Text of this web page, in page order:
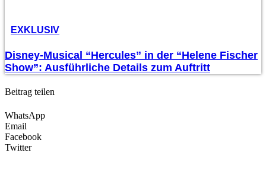
EXKLUSIV
Disney-Musical “Hercules” in der “Helene Fischer
Show”: Ausführliche Details zum Auftritt
Beitrag teilen
WhatsApp
Email
Facebook
Twitter